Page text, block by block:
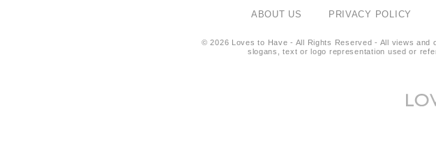
ABOUT US PRIVACY POLICY
© 2026 Loves to Have - All Rights Reserved - All views
slogans, text or logo representation used or